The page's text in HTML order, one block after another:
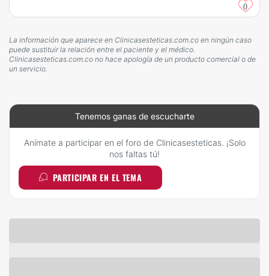
0
La información que aparece en Clinicasesteticas.com.co en ningún caso
puede sustituir la relación entre el paciente y el médico.
Clinicasesteticas.com.co no hace apología de un producto comercial o de
un servicio.
Tenemos ganas de escucharte
Anímate a participar en el foro de Clinicasesteticas. ¡Solo
nos faltas tú!
PARTICIPAR EN EL TEMA